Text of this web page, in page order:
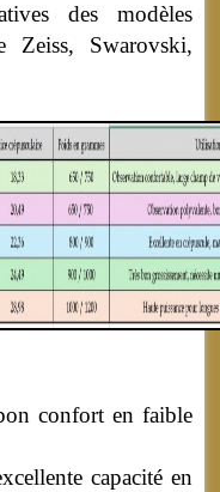
des modèles
Zeiss, Swarovski,
confort en faible
capacité en